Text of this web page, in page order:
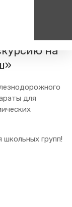
маршруты
на
для
школьных групп!